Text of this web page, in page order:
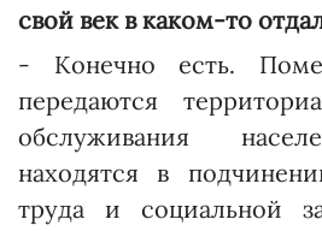
свой век в каком-то
- Конечно есть.
передаются
обслуживания
находятся в
труда и социальной